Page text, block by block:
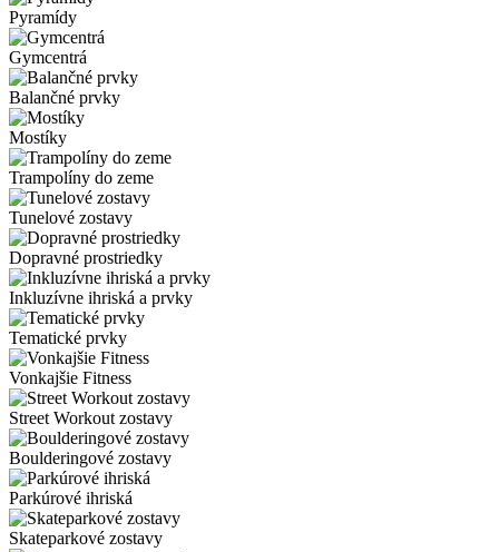
Pyramídy
Gymcentrá
Balančné prvky
Mostíky
Trampolíny do zeme
Tunelové zostavy
Dopravné prostriedky
Inkluzívne ihriská a prvky
Tematické prvky
Vonkajšie Fitness
Street Workout zostavy
Boulderingové zostavy
Parkúrové ihriská
Skateparkové zostavy